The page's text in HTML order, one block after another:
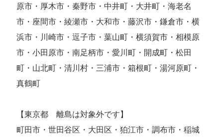
原市・厚木市・秦野市・中井町・大井町・海老名
市・座間市・綾瀬市・大和市・藤沢市・鎌倉市・横
浜市・川崎市・逗子市・葉山町・横須賀市・相模原
市・小田原市・南足柄市・愛川町・開成町・松田
町・山北町・清川村・三浦市・箱根町・湯河原町・
真鶴町
【東京都 離島は対象外です】
町田市・世田谷区・大田区・狛江市・調布市・稲城